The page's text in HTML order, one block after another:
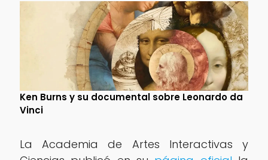
Ken Burns y su documental sobre Leonardo da
Vinci
La Academia de Artes Interactivas y